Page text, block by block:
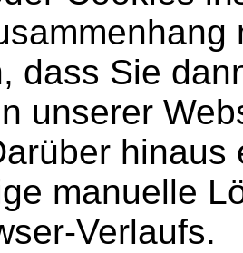
dass Sie
unserer
hinaus
manuelle
Verlaufs.